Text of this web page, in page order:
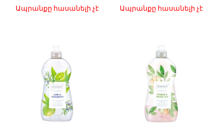
Ապրանքը հասանելի չէ Ապրանքը հասանելի չէ